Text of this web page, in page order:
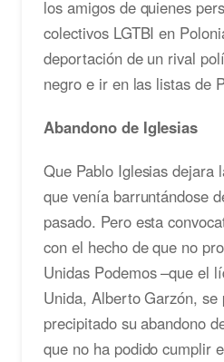
los amigos de quienes
colectivos LGTBI en
deportación de un rival
negro e ir en las listas de
Abandono de Iglesias
Que Pablo Iglesias dejara
que venía barruntándose
pasado. Pero esta
con el hecho de que no
Unidas Podemos –que el
Unida, Alberto Garzón, se
precipitado su abandono
que no ha podido cumplir